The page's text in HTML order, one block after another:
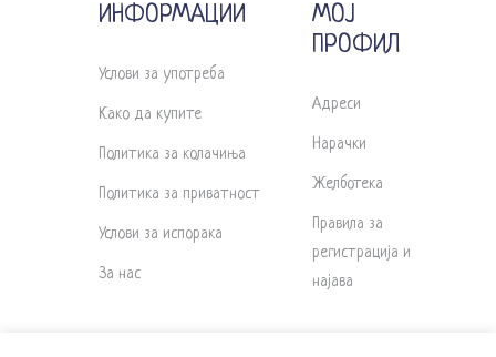
ИНФОРМАЦИИ
Услови за употреба
Како да купите
Политика за колачиња
Политика за приватност
Услови за испорака
За нас
МОЈ
ПРОФИЛ
Адреси
Нарачки
Желботека
Правила за
регистрација и
најава